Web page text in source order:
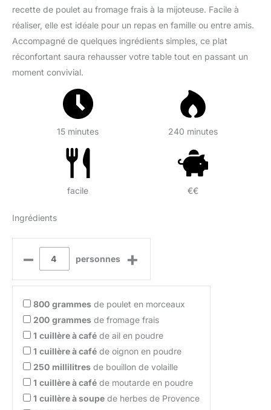
recette de poulet au fromage frais à la mijoteuse. Facile à
réaliser, elle est idéale pour un repas en famille ou entre amis.
Accompagné de quelques ingrédients simples, ce plat
réconfortant saura rehausser votre table tout en passant un
moment convivial.
15 minutes 240 minutes
facile €€
Ingrédients
– personnes +
800 grammes de poulet en morceaux
200 grammes de fromage frais
1 cuillère à café de ail en poudre
1 cuillère à café de oignon en poudre
250 millilitres de bouillon de volaille
1 cuillère à café de moutarde en poudre
1 cuillère à soupe de herbes de Provence